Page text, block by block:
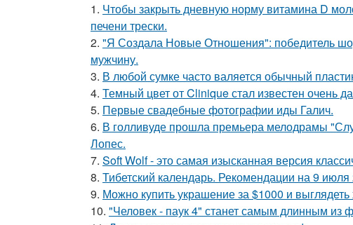
1. Чтобы закрыть дневную норму витамина D
печени трески.
2. "Я Создала Новые Отношения": победитель
мужчину.
3. В любой сумке часто валяется обычный
4. Темный цвет от Clinique стал известен очень
5. Первые свадебные фотографии иды Галич.
6. В голливуде прошла премьера мелодрамы
Лопес.
7. Soft Wolf - это самая изысканная версия
8. Тибетский календарь. Рекомендации на 9 июля
9. Можно купить украшение за $1000 и выглядеть
10. "Человек - паук 4" станет самым длинным из